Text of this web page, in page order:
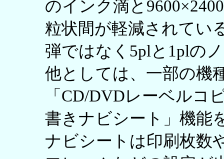
のインク滴と
粒状間が軽減されてい
弾ではなく5plと1plの
他としては、一部の機
「CD/DVDレーベルコ
書きナビシート」機能
ナビシートは印刷枚数